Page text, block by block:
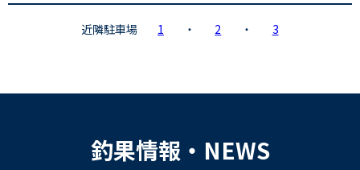
近隣駐車場 1 ・ 2 ・ 3
釣果情報・NEWS